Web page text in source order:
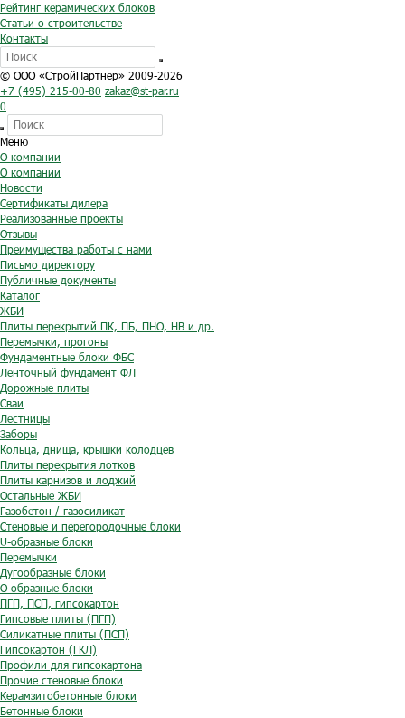
Рейтинг керамических блоков
Статьи о строительстве
Контакты
© ООО «СтройПартнер» 2009-2026
+7 (495) 215-00-80 zakaz@st-par.ru
0
Меню
О компании
О компании
Новости
Сертификаты дилера
Реализованные проекты
Отзывы
Преимущества работы с нами
Письмо директору
Публичные документы
Каталог
ЖБИ
Плиты перекрытий ПК, ПБ, ПНО, НВ и др.
Перемычки, прогоны
Фундаментные блоки ФБС
Ленточный фундамент ФЛ
Дорожные плиты
Сваи
Лестницы
Заборы
Кольца, днища, крышки колодцев
Плиты перекрытия лотков
Плиты карнизов и лоджий
Остальные ЖБИ
Газобетон / газосиликат
Стеновые и перегородочные блоки
U-образные блоки
Перемычки
Дугообразные блоки
O-образные блоки
ПГП, ПСП, гипсокартон
Гипсовые плиты (ПГП)
Силикатные плиты (ПСП)
Гипсокартон (ГКЛ)
Профили для гипсокартона
Прочие стеновые блоки
Керамзитобетонные блоки
Бетонные блоки